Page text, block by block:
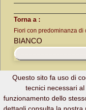
Torna a :
Fiori con predominanza di
BIANCO
H. Page ↑
Questo sito fa uso di
tecnici necessari al
funzionamento dello